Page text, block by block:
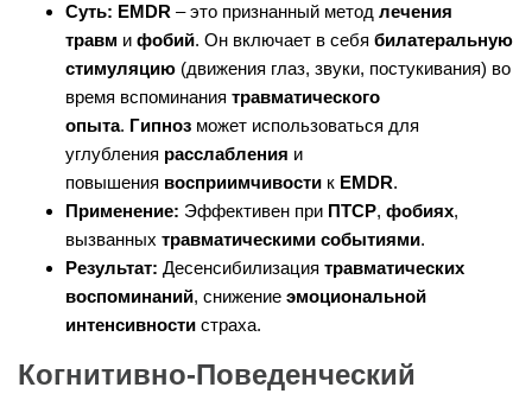
Суть: EMDR – это признанный метод лечения
травм и фобий. Он включает в себя билатеральную
стимуляцию (движения глаз, звуки, постукивания) во
время вспоминания травматического
опыта. Гипноз может использоваться для
углубления расслабления и
повышения восприимчивости к EMDR.
Применение: Эффективен при ПТСР, фобиях,
вызванных травматическими событиями.
Результат: Десенсибилизация травматических
воспоминаний, снижение эмоциональной
интенсивности страха.
Когнитивно-Поведенческий